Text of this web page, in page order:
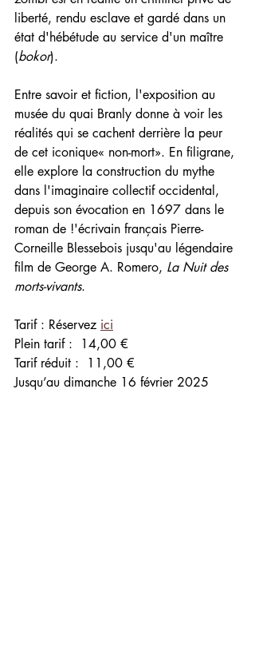
liberté, rendu esclave et gardé dans un
état d'hébétude au service d'un maître
(bokor).
Entre savoir et fiction, l'exposition au
musée du quai Branly donne à voir les
réalités qui se cachent derrière la peur
de cet iconique« non-mort». En filigrane,
elle explore la construction du mythe
dans l'imaginaire collectif occidental,
depuis son évocation en 1697 dans le
roman de !'écrivain français Pierre-
Corneille Blessebois jusqu'au légendaire
film de George A. Romero, La Nuit des
morts-vivants.
Tarif : Réservez ici
Plein tarif :
14,00 €
Tarif réduit :
11,00 €
Jusqu’au dimanche 16 février 2025